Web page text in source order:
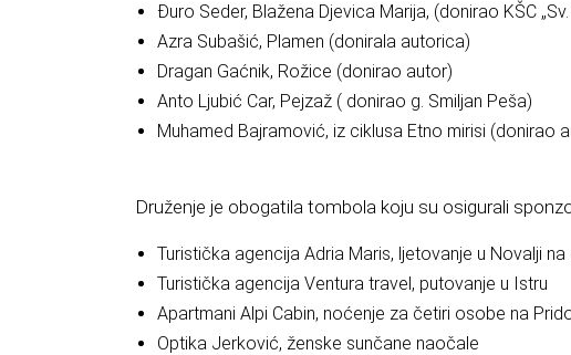
Đuro Seder, Blažena Djevica Marija, (donirao KŠC „Sv.
Azra Subašić, Plamen (donirala autorica)
Dragan Gaćnik, Rožice (donirao autor)
Anto Ljubić Car, Pejzaž ( donirao g. Smiljan Peša)
Muhamed Bajramović, iz ciklusa Etno mirisi (donirao
Druženje je obogatila tombola koju su osigurali
Turistička agencija Adria Maris, ljetovanje u Novalji
Turistička agencija Ventura travel, putovanje u Istru
Apartmani Alpi Cabin, noćenje za četiri osobe na
Optika Jerković, ženske sunčane naočale